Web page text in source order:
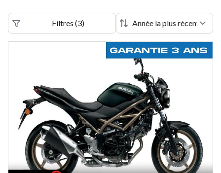
Filtres (3)